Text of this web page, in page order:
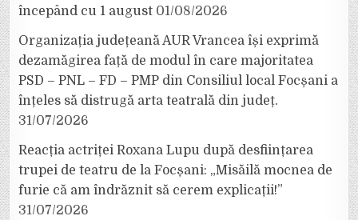
începând cu 1 august 01/08/2026
Organizația județeană AUR Vrancea își exprimă
dezamăgirea față de modul în care majoritatea
PSD – PNL – FD – PMP din Consiliul local Focșani a
înțeles să distrugă arta teatrală din județ.
31/07/2026
Reacția actriței Roxana Lupu după desființarea
trupei de teatru de la Focșani: „Misăilă mocnea de
furie că am îndrăznit să cerem explicații!”
31/07/2026